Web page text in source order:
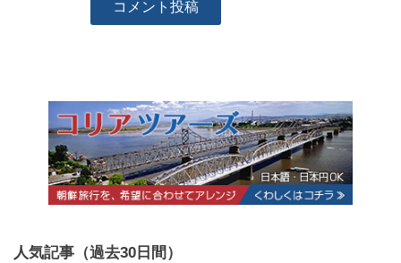
人気記事（過去30日間）